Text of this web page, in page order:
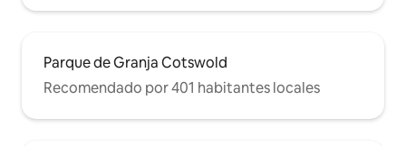
Parque de Granja Cotswold
Recomendado por 401 habitantes locales